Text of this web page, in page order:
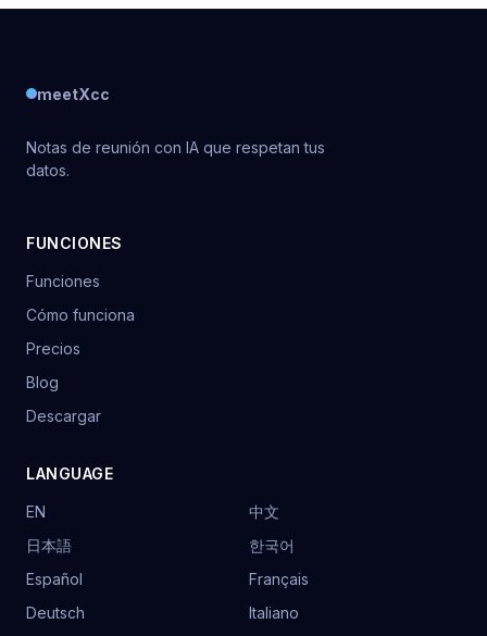
meetXcc
Notas de reunión con IA que respetan tus
datos.
FUNCIONES
Funciones
Cómo funciona
Precios
Blog
Descargar
LANGUAGE
EN
中文
日本語
한국어
Español
Français
Deutsch
Italiano